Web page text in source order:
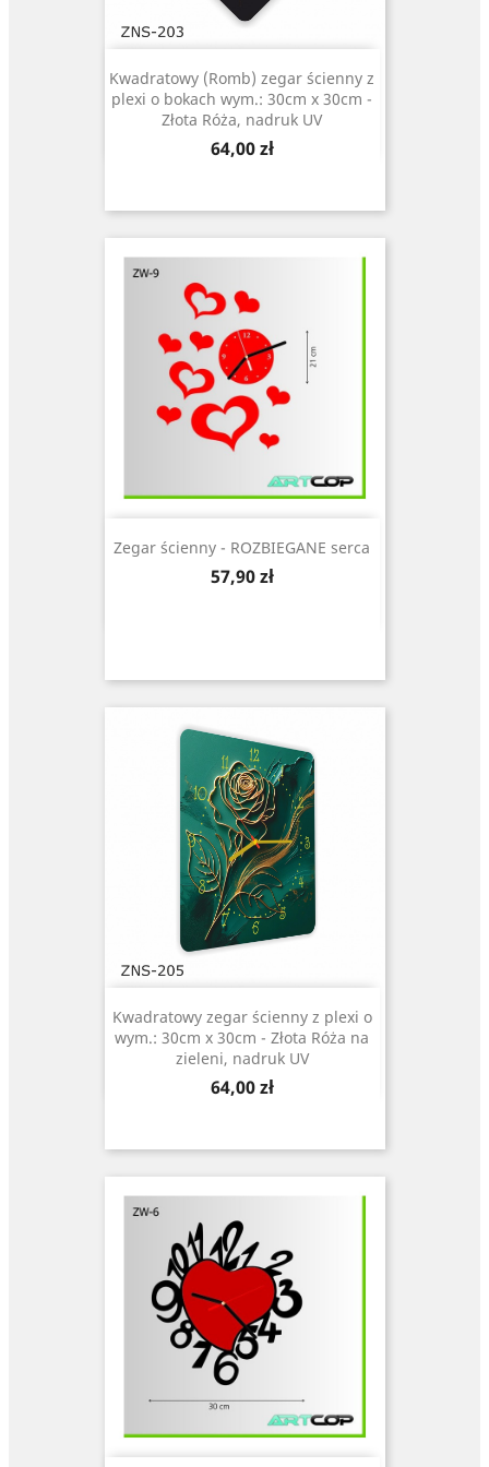
Kwadratowy (Romb) zegar ścienny z
plexi o bokach wym.: 30cm x 30cm -
Złota Róża, nadruk UV
Cena
64,00 zł
Zegar ścienny - ROZBIEGANE serca
Cena
57,90 zł
Kwadratowy zegar ścienny z plexi o
wym.: 30cm x 30cm - Złota Róża na
zieleni, nadruk UV
Cena
64,00 zł